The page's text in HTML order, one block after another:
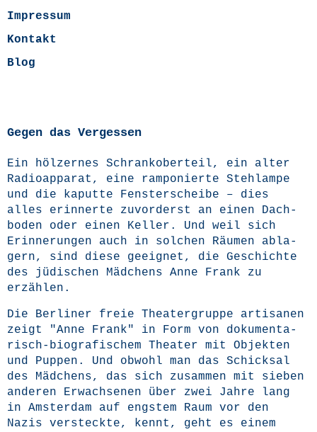
Impressum
Kontakt
Blog
Gegen das Vergessen
Ein höl­zer­nes Schrank­o­ber­teil, ein alter
Radio­ap­pa­rat, eine ram­po­nier­te Steh­lam­pe
und die kaput­te Fens­ter­schei­be – dies
alles erin­ner­te zuvor­derst an einen Dach­
bo­den oder einen Kel­ler. Und weil sich
Erin­ne­run­gen auch in sol­chen Räu­men abla­
gern, sind die­se geeig­net, die Geschich­te
des jüdi­schen Mäd­chens Anne Frank zu
erzählen.
Die Ber­li­ner freie Thea­ter­grup­pe arti­sa­nen
zeigt "Anne Frank" in Form von doku­men­ta­
risch-bio­gra­fi­schem Thea­ter mit Objek­ten
und Pup­pen. Und obwohl man das Schick­sal
des Mäd­chens, das sich zusam­men mit sie­ben
ande­ren Erwach­se­nen über zwei Jah­re lang
in Ams­ter­dam auf engs­tem Raum vor den
Nazis ver­steck­te, kennt, geht es einem